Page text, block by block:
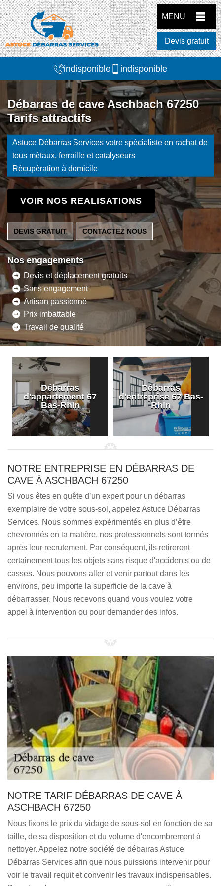
MENU
Devis gratuit
indisponible indisponible
Débarras de cave Aschbach 67250
Tarifs attractifs
Astuce Débarras Services votre spécialiste en rachat de
tous métaux, ferraille et catalyseurs
Récupération à domicile
VOIR NOS REALISATIONS
DEVIS GRATUIT CONTACTEZ NOUS
Nos engagements
Devis et déplacement gratuits
Sans engagement
Artisan passionné
Prix imbattable
Travail de qualité
Débarras
d'appartement 67
Bas-Rhin
Débarras
d'entreprise 67 Bas-
Rhin
NOTRE ENTREPRISE EN DÉBARRAS DE
CAVE À ASCHBACH 67250
Si vous êtes en quête d’un expert pour un débarras
exemplaire de votre sous-sol, appelez Astuce Débarras
Services. Nous sommes expérimentés en plus d’être
chevronnés en la matière, nos professionnels sont formés
après leur recrutement. Par conséquent, ils retireront
certainement tous les objets sans risque d'accidents ou de
casses. Nous pouvons aller et venir partout dans les
environs, peu importe la superficie de la cave à
débarrasser. Nous recevons quand vous voulez votre
appel à intervention ou pour demander des infos.
NOTRE TARIF DÉBARRAS DE CAVE À
ASCHBACH 67250
Nous fixons le prix du vidage de sous-sol en fonction de sa
taille, de sa disposition et du volume d'encombrement à
nettoyer. Appelez notre société de débarras Astuce
Débarras Services afin que nous puissions intervenir pour
voir le travail requit et convenir les travaux indispensables.